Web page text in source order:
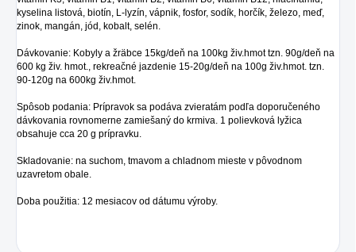
kyselina listová, biotín, L-lyzín, vápnik, fosfor, sodík, horčík, železo, meď,
zinok, mangán, jód, kobalt, selén.
Dávkovanie: Kobyly a žräbce 15kg/deň na 100kg živ.hmot tzn. 90g/deň na
600 kg živ. hmot., rekreačné jazdenie 15-20g/deň na 100g živ.hmot. tzn.
90-120g na 600kg živ.hmot.
Spôsob podania: Prípravok sa podáva zvieratám podľa doporučeného
dávkovania rovnomerne zamiešaný do krmiva. 1 polievková lyžica
obsahuje cca 20 g prípravku.
Skladovanie: na suchom, tmavom a chladnom mieste v pôvodnom
uzavretom obale.
Doba použitia: 12 mesiacov od dátumu výroby.